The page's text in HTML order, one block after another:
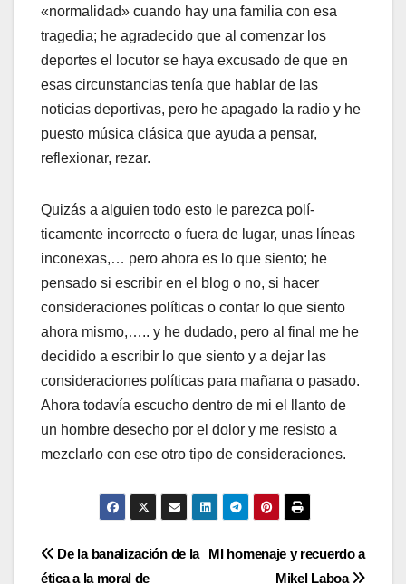
«normalidad» cuando hay una familia con esa
tragedia; he agradecido que al comenzar los
deportes el locutor se haya excusado de que en
esas circunstancias tení­a que hablar de las
noticias deportivas, pero he apagado la radio y he
puesto música clásica que ayuda a pensar,
reflexionar, rezar.
Quizás a alguien todo esto le parezca polí­
ticamente incorrecto o fuera de lugar, unas lí­neas
inconexas,… pero ahora es lo que siento; he
pensado si escribir en el blog o no, si hacer
consideraciones polí­ticas o contar lo que siento
ahora mismo,….. y he dudado, pero al final me he
decidido a escribir lo que siento y a dejar las
consideraciones polí­ticas para mañana o pasado.
Ahora todaví­a escucho dentro de mi el llanto de
un hombre desecho por el dolor y me resisto a
mezclarlo con ese otro tipo de consideraciones.
Navegación MI homenaje y recuerdo a
Mikel Laboa
De la banalización de la
ética a la moral de